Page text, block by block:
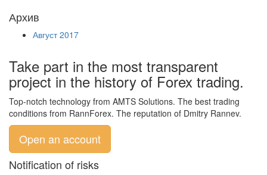
Архив
Август 2017
Take part in the most transparent
project in the history of Forex trading.
Top-notch technology from AMTS Solutions. The best trading
conditions from RannForex. The reputation of Dmitry Rannev.
Open an account
Notification of risks